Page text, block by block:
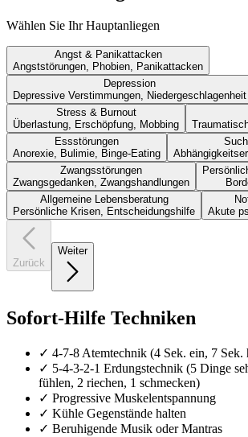
Wählen Sie Ihr Hauptanliegen
Angst & Panikattacken
Angststörungen, Phobien, Panikattacken
Depression
Depressive Verstimmungen, Niedergeschlagenheit
Stress & Burnout
Überlastung, Erschöpfung, Mobbing
Essstörungen
Anorexie, Bulimie, Binge-Eating
Zwangsstörungen
Zwangsgedanken, Zwangshandlungen
Allgemeine Lebensberatung
Persönliche Krisen, Entscheidungshilfe
Akute
Zurück
Weiter
Sofort-Hilfe Techniken
✓ 4-7-8 Atemtechnik (4 Sek. ein, 7 Sek.
✓ 5-4-3-2-1 Erdungstechnik (5 Dinge
fühlen, 2 riechen, 1 schmecken)
✓ Progressive Muskelentspannung
✓ Kühle Gegenstände halten
✓ Beruhigende Musik oder Mantras